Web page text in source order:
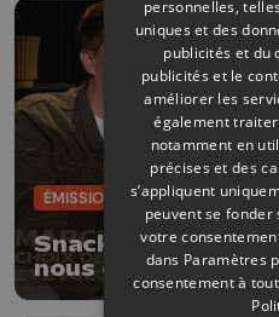
ÉMISSIONS
Snack - Un
nous explique
marché d’Europe
personnelles,
uniques et des
publicités et du
publicités et le
améliorer les
également traiter
notamment en
précises et des
s’appliquent
peuvent se
votre
dans Paramètres
consentement à